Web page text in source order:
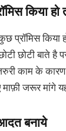
किया हो
प्रॉमिस किया
छोटी बाते
काम के कारण
जरूर मांगे
बनाये